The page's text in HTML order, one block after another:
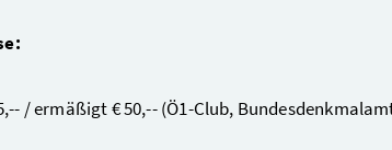
/ ermäßigt € 50,-- (Ö1-Club,